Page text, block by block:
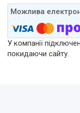
У компанії
покидаючи сайту.